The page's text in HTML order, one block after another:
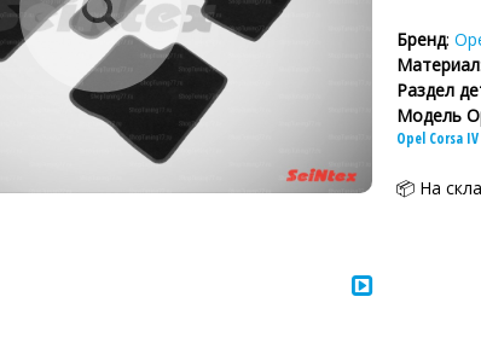
Бренд:
Материал
Раздел
Модель
Opel Corsa
📦 На